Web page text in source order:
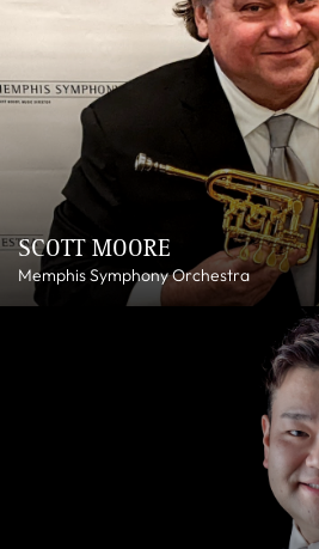
SCOTT MOORE
Memphis Symphony Orchestra